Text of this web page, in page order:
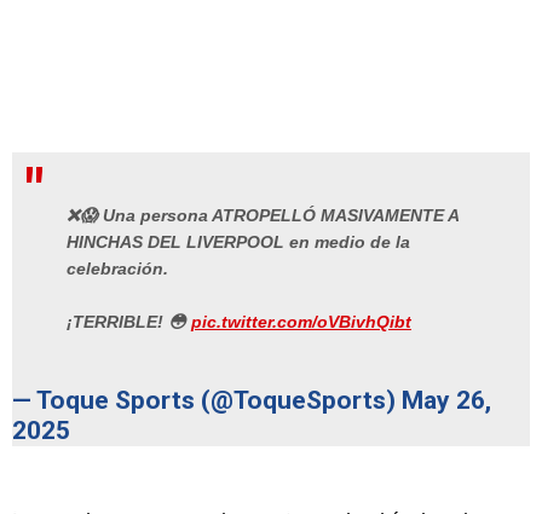
❌😱 Una persona ATROPELLÓ MASIVAMENTE A
HINCHAS DEL LIVERPOOL en medio de la
celebración.
¡TERRIBLE! 😳pic.twitter.com/oVBivhQibt
— Toque Sports (@ToqueSports) May 26,
2025